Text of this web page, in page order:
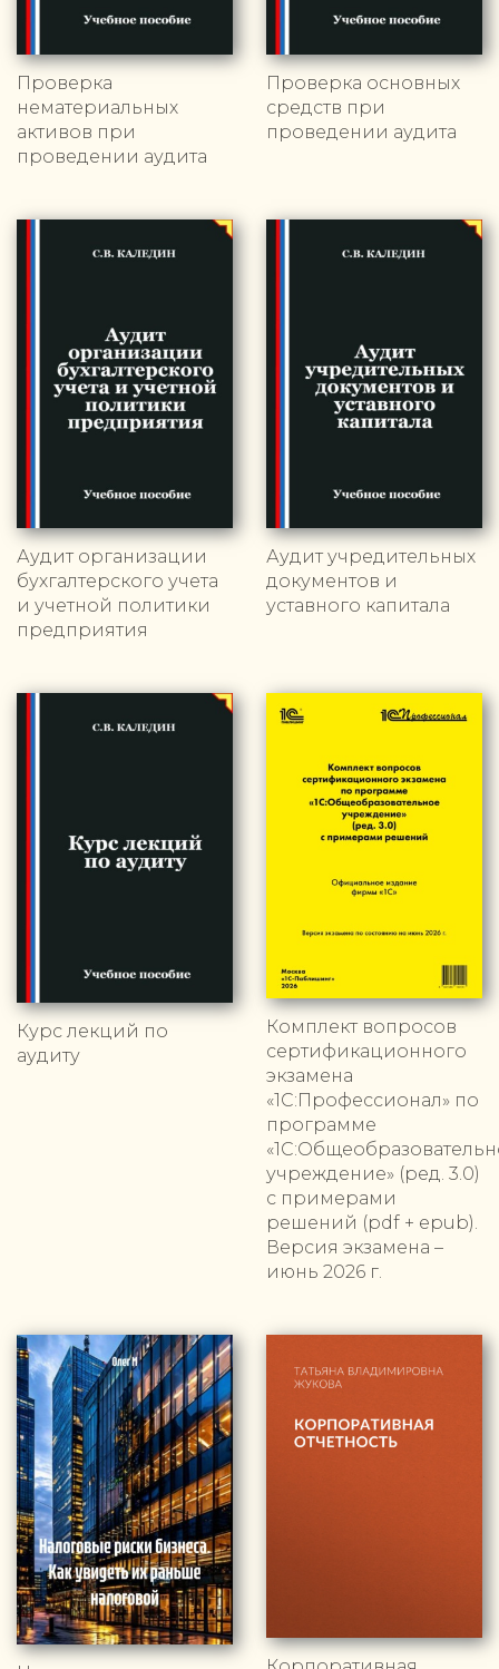
Проверка
нематериальных
активов при
проведении аудита
Проверка основных
средств при
проведении аудита
Аудит организации
бухгалтерского учета
и учетной политики
предприятия
Аудит учредительных
документов и
уставного капитала
Курс лекций по
аудиту
Комплект вопросов
сертификационного
экзамена
«1С:Профессионал» по
программе
учреждение» (ред. 3.0)
с примерами
решений (pdf + epub).
Версия экзамена –
июнь 2026 г.